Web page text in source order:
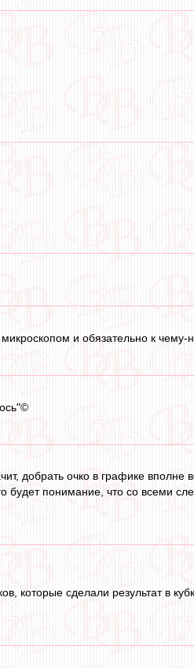
и обязательно к чему-
добрать очко в графике вполне
понимание, что со всеми
которые сделали результат в